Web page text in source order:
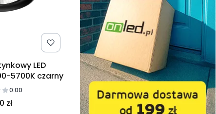
LED
5700K czarny
0.00
zł